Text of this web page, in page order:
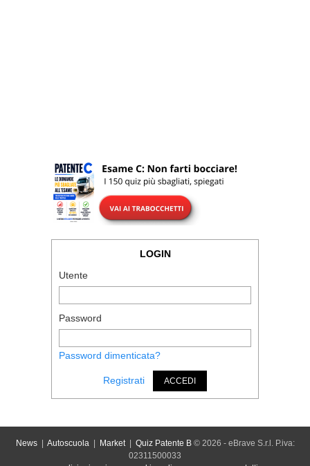
LOGIN
Utente
Password
Password dimenticata?
Registrati ACCEDI
News| Autoscuola| Market| Quiz Patente B© 2026 - eBrave S.r.l. P.iva:
02311500033